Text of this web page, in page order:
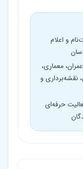
و اعلام
معماری،
نقشه‌برداری و
حرفه‌ای